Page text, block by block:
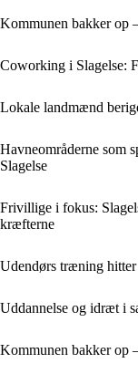
Kommunen bakker op
Coworking i Slagelse:
Lokale landmænd
Havneområderne som
Slagelse
Frivillige i fokus:
kræfterne
Udendørs træning hitter
Uddannelse og idræt i
Kommunen bakker op